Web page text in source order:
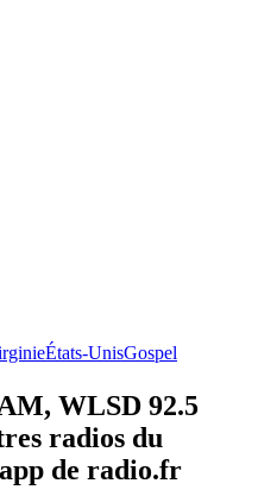
États-UnisGospel
WLSD 92.5
radios du
de radio.fr